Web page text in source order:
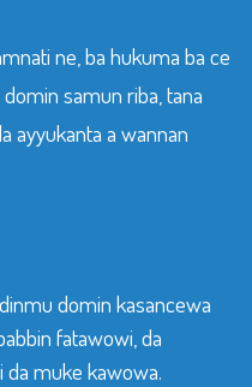
ne, ba hukuma ba ce
samun riba, tana
ayyukanta a wannan
domin kasancewa
fatawowi, da
da muke kawowa.